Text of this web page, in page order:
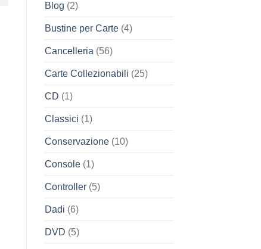
Blog (2)
Bustine per Carte(4)
Cancelleria (56)
Carte Collezionabili (25)
CD (1)
Classici (1)
Conservazione(10)
Console(1)
Controller(5)
Dadi (6)
DVD (5)